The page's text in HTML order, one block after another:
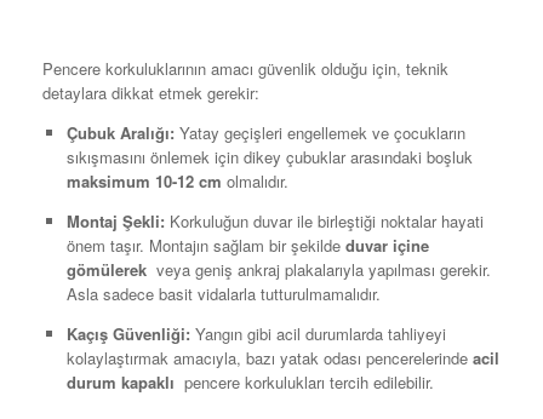
Pencere korkuluklarının amacı güvenlik olduğu için, teknik
detaylara dikkat etmek gerekir:
Çubuk Aralığı: Yatay geçişleri engellemek ve çocukların
sıkışmasını önlemek için dikey çubuklar arasındaki boşluk
maksimum 10-12 cm olmalıdır.
Montaj Şekli: Korkuluğun duvar ile birleştiği noktalar hayati
önem taşır. Montajın sağlam bir şekilde duvar içine
gömülerek veya geniş ankraj plakalarıyla yapılması gerekir.
Asla sadece basit vidalarla tutturulmamalıdır.
Kaçış Güvenliği: Yangın gibi acil durumlarda tahliyeyi
kolaylaştırmak amacıyla, bazı yatak odası pencerelerinde acil
durum kapaklı pencere korkulukları tercih edilebilir.